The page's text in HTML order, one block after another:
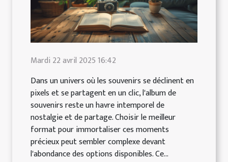
Mardi 22 avril 2025 16:42
Dans un univers où les souvenirs se déclinent en
pixels et se partagent en un clic, l'album de
souvenirs reste un havre intemporel de
nostalgie et de partage. Choisir le meilleur
format pour immortaliser ces moments
précieux peut sembler complexe devant
l'abondance des options disponibles. Ce...